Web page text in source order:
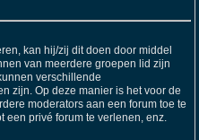
kan hij/zij dit doen door middel
van meerdere groepen lid zijn
verschillende
zijn. Op deze manier is het voor de
moderators aan een forum toe te
een privé forum te verlenen, enz.